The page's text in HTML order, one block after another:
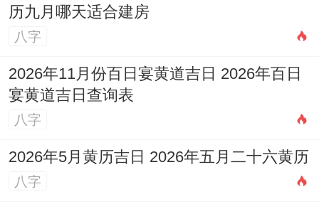
历九月哪天适合建房
八字
2026年11月份百日宴黄道吉日 2026年百日
宴黄道吉日查询表
八字
2026年5月黄历吉日 2026年五月二十六黄历
八字